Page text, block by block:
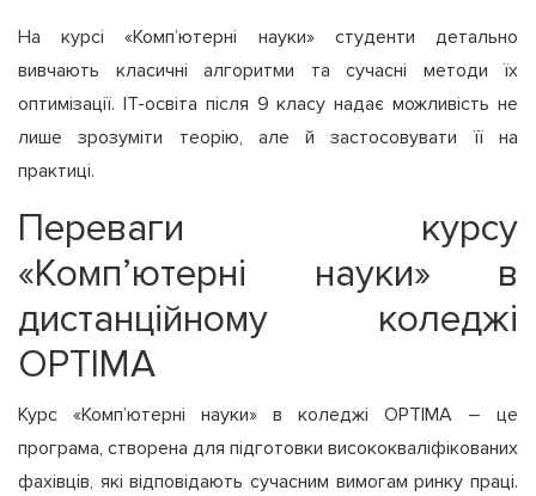
На курсі «Комп’ютерні науки» студенти детально
вивчають класичні алгоритми та сучасні методи їх
оптимізації. ІТ-освіта після 9 класу надає можливість не
лише зрозуміти теорію, але й застосовувати її на
практиці.
Переваги курсу
«Комп’ютерні науки» в
дистанційному коледжі
OPTIMA
Курс «Комп’ютерні науки» в коледжі OPTIMA – це
програма, створена для підготовки висококваліфікованих
фахівців, які відповідають сучасним вимогам ринку праці.